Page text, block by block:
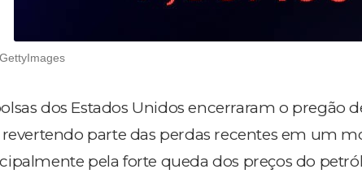
dos Estados Unidos encerraram o pregão
revertendo parte das perdas recentes em um
pela forte queda dos preços do